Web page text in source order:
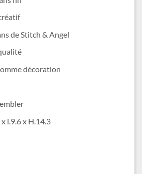
de Stitch & Angel
décoration
l.9.6 x H.14.3
Angel